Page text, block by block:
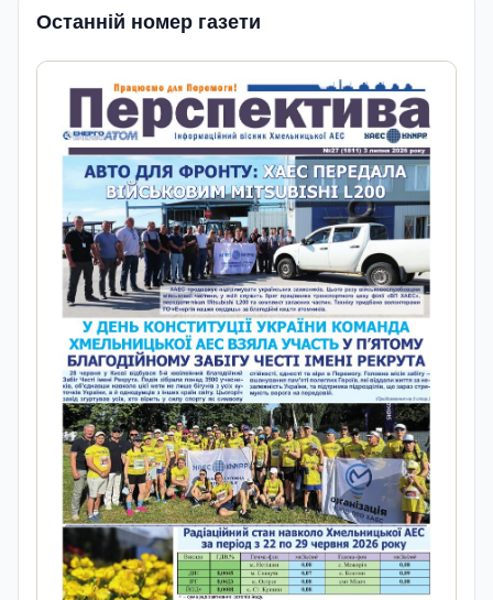
Останній номер газети